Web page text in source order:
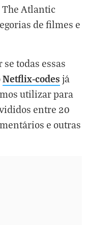
The Atlantic
de filmes e
todas essas
Netflix-codes já
utilizar para
entre 20
e outras